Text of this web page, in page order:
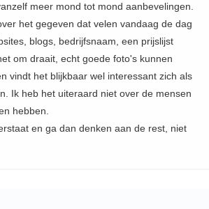
meer mond tot mond aanbevelingen.
het gegeven dat velen vandaag de dag
blogs, bedrijfsnaam, een prijslijst
om draait, echt goede foto's kunnen
vindt het blijkbaar wel interessant zich als
Ik heb het uiteraard niet over de mensen
hebben.
en ga dan denken aan de rest, niet